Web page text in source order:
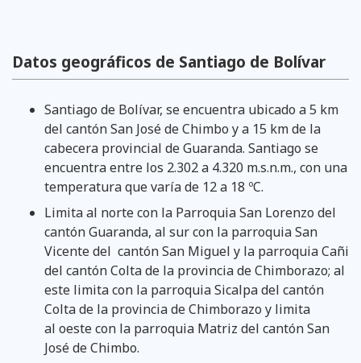
Datos geográficos de Santiago de Bolívar
Santiago de Bolívar, se encuentra ubicado a 5 km
del cantón San José de Chimbo y a 15 km de la
cabecera provincial de Guaranda. Santiago se
encuentra entre los 2.302 a 4.320 m.s.n.m., con una
temperatura que varía de 12 a 18 ºC.
Limita al norte con la Parroquia San Lorenzo del
cantón Guaranda, al sur con la parroquia San
Vicente del cantón San Miguel y la parroquia Cañi
del cantón Colta de la provincia de Chimborazo; al
este limita con la parroquia Sicalpa del cantón
Colta de la provincia de Chimborazo y limita
al oeste con la parroquia Matriz del cantón San
José de Chimbo.